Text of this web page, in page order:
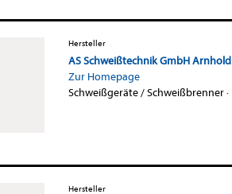
Hersteller
AS Schweißtechnik GmbH Arnhold
Zur Homepage
Schweißgeräte / Schweißbrenner·
Hersteller